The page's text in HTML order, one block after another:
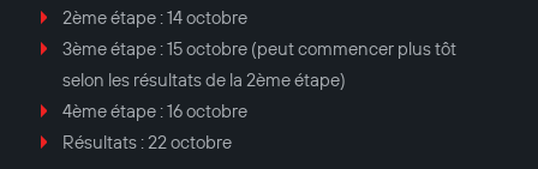
2ème étape : 14 octobre
3ème étape : 15 octobre (peut commencer plus tôt
selon les résultats de la 2ème étape)
4ème étape : 16 octobre
Résultats : 22 octobre